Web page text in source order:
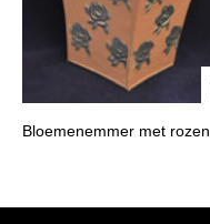
Bloemenemmer met rozen